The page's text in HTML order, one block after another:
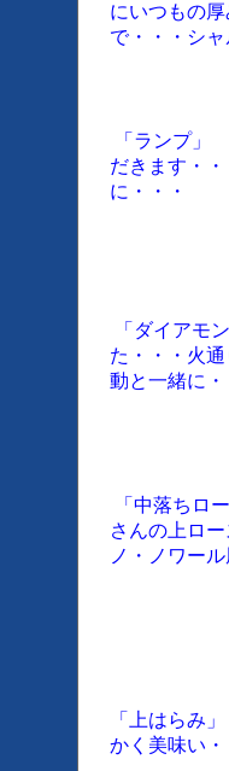
にいつもの
で・・・シ
「ランプ」
だきます・
に・・・
「ダイアモ
た・・・火
動と一緒に・
「中落ちロ
さんの上ロ
ノ・ノワー
「上はらみ
かく美味い